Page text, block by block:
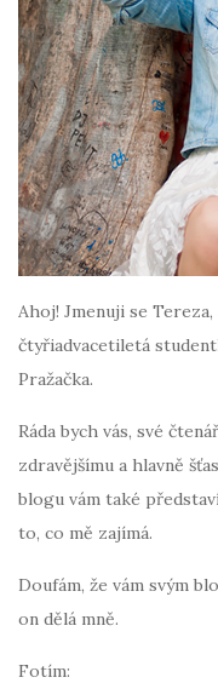
Ahoj! Jmenuji se
čtyřiadvacetiletá
Pražačka.
Ráda bych vás, své
zdravějšímu a hlavně
blogu vám také
to, co mě zajímá.
Doufám, že vám svým
on dělá mně.
Fotím: